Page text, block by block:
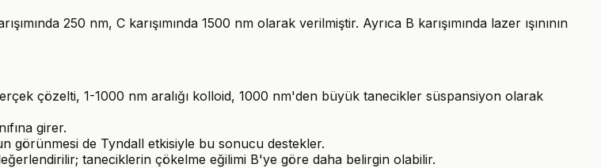
250 nm, C karışımında 1500 nm olarak verilmiştir. Ayrıca B karışımında lazer ışınının
çözelti, 1-1000 nm aralığı kolloid, 1000 nm'den büyük tanecikler süspansiyon olarak
girer.
görünmesi de Tyndall etkisiyle bu sonucu destekler.
taneciklerin çökelme eğilimi B'ye göre daha belirgin olabilir.